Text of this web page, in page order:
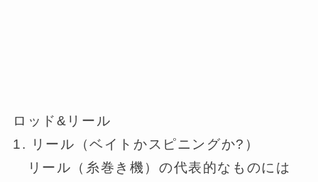
ロッド&リール
1. リール（ベイトかスピニングか?）
リール（糸巻き機）の代表的なものには